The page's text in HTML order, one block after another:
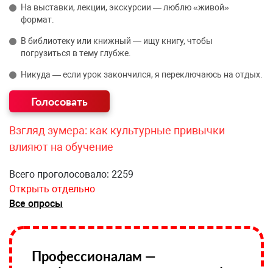
На выставки, лекции, экскурсии — люблю «живой»
формат.
В библиотеку или книжный — ищу книгу, чтобы
погрузиться в тему глубже.
Никуда — если урок закончился, я переключаюсь на отдых.
Взгляд зумера: как культурные привычки
влияют на обучение
Всего проголосовало: 2259
Открыть отдельно
Все опросы
Профессионалам —